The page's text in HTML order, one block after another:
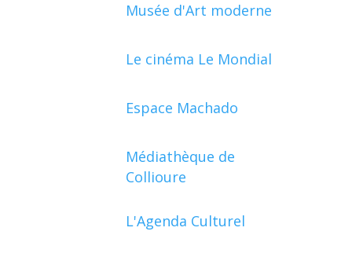
Musée d'Art moderne
Le cinéma Le Mondial
Espace Machado
Médiathèque de
Collioure
L'Agenda Culturel